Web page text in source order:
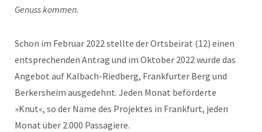
Genuss kommen.
Schon im Februar 2022 stellte der Ortsbeirat (12) einen
entsprechenden Antrag und im Oktober 2022 wurde das
Angebot auf Kalbach-Riedberg, Frankfurter Berg und
Berkersheim ausgedehnt. Jeden Monat beförderte
»Knut«, so der Name des Projektes in Frankfurt, jeden
Monat über 2.000 Passagiere.